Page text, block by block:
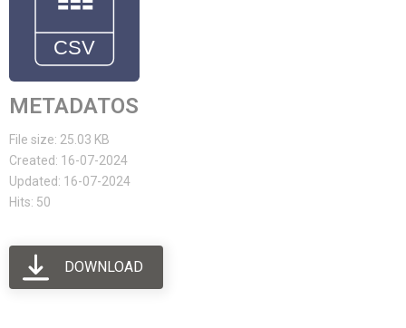
METADATOS
File size: 25.03 KB
Created: 16-07-2024
Updated: 16-07-2024
Hits: 50
DOWNLOAD